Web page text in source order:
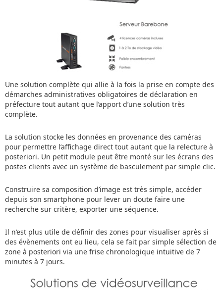
Une solution complète qui allie à la fois la prise en compte des
démarches administratives obligatoires de déclaration en
préfecture tout autant que l’apport d’une solution très
complète.
La solution stocke les données en provenance des caméras
pour permettre l’affichage direct tout autant que la relecture à
posteriori. Un petit module peut être monté sur les écrans des
postes clients avec un système de basculement par simple clic.
Construire sa composition d’image est très simple, accéder
depuis son smartphone pour lever un doute faire une
recherche sur critère, exporter une séquence.
Il n’est plus utile de définir des zones pour visualiser après si
des évènements ont eu lieu, cela se fait par simple sélection de
zone à posteriori via une frise chronologique intuitive de 7
minutes à 7 jours.